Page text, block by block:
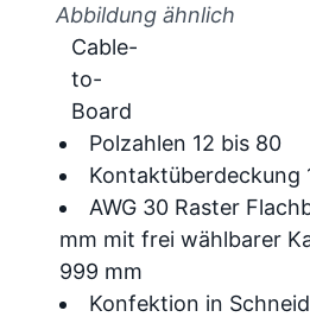
Abbildung ähnlich
Polzahlen 12 bis 80
Kontaktüberdeckung
AWG 30 Raster
mm mit frei wählbarer
999 mm
Konfektion in
Cable-
to-
Board